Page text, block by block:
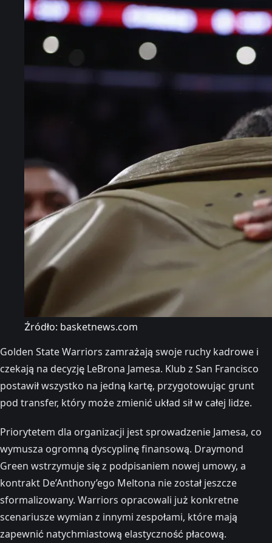
Źródło: basketnews.com
Golden State Warriors zamrażają swoje ruchy kadrowe i
czekają na decyzję LeBrona Jamesa. Klub z San Francisco
postawił wszystko na jedną kartę, przygotowując grunt
pod transfer, który może zmienić układ sił w całej lidze.
Priorytetem dla organizacji jest sprowadzenie Jamesa, co
wymusza ogromną dyscyplinę finansową. Draymond
Green wstrzymuje się z podpisaniem nowej umowy, a
kontrakt De’Anthony’ego Meltona nie został jeszcze
sformalizowany. Warriors opracowali już konkretne
scenariusze wymian z innymi zespołami, które mają
zapewnić natychmiastową elastyczność płacową.